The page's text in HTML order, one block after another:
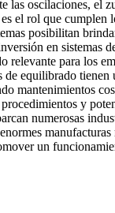
las oscilaciones, el
el rol que cumplen
posibilitan
en sistemas
relevante para los
equilibrado tienen
mantenimientos
y
numerosas
un